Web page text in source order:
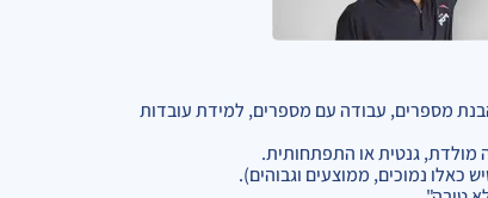
מספרים, עבודה עם מספרים, למידת עובדות
מולדת, גנטית או התפתחותית.